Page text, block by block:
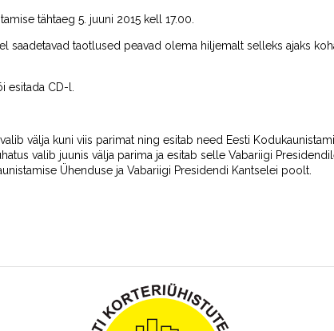
tähtaeg 5. juuni 2015 kell 17.00.
saadetavad taotlused peavad olema hiljemalt selleks ajaks
CD-l.
välja kuni viis parimat ning esitab need Eesti
valib juunis välja parima ja esitab selle Vabariigi
Ühenduse ja Vabariigi Presidendi Kantselei poolt.